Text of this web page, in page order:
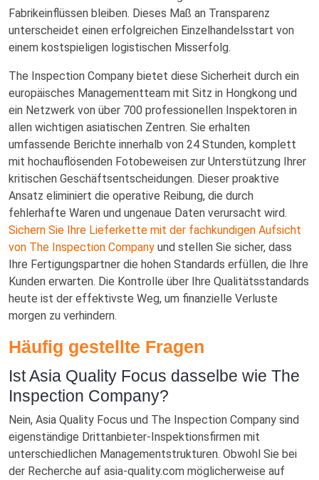
Fabrikeinflüssen bleiben. Dieses Maß an Transparenz
unterscheidet einen erfolgreichen Einzelhandelsstart von
einem kostspieligen logistischen Misserfolg.
The Inspection Company bietet diese Sicherheit durch ein
europäisches Managementteam mit Sitz in Hongkong und
ein Netzwerk von über 700 professionellen Inspektoren in
allen wichtigen asiatischen Zentren. Sie erhalten
umfassende Berichte innerhalb von 24 Stunden, komplett
mit hochauflösenden Fotobeweisen zur Unterstützung Ihrer
kritischen Geschäftsentscheidungen. Dieser proaktive
Ansatz eliminiert die operative Reibung, die durch
fehlerhafte Waren und ungenaue Daten verursacht wird.
Sichern Sie Ihre Lieferkette mit der fachkundigen Aufsicht
von The Inspection Company und stellen Sie sicher, dass
Ihre Fertigungspartner die hohen Standards erfüllen, die Ihre
Kunden erwarten. Die Kontrolle über Ihre Qualitätsstandards
heute ist der effektivste Weg, um finanzielle Verluste
morgen zu verhindern.
Häufig gestellte Fragen
Ist Asia Quality Focus dasselbe wie The
Inspection Company?
Nein, Asia Quality Focus und The Inspection Company sind
eigenständige Drittanbieter-Inspektionsfirmen mit
unterschiedlichen Managementstrukturen. Obwohl Sie bei
der Recherche auf asia-quality.com möglicherweise auf